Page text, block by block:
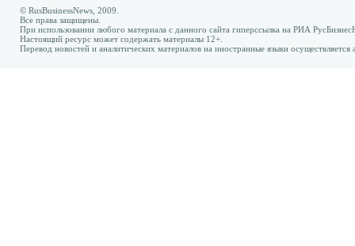
© RusBusinessNews, 2009.
Все права защищены.
При использовании любого материала с данного сайта гиперссылка на РИА
Настоящий ресурс может содержать материалы 12+.
Перевод новостей и аналитических материалов на иностранные языки осуществляется